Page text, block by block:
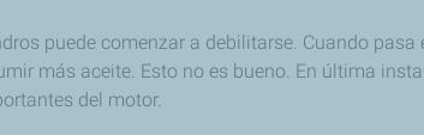
puede comenzar a debilitarse. Cuando
más aceite. Esto no es bueno. En última
del motor.